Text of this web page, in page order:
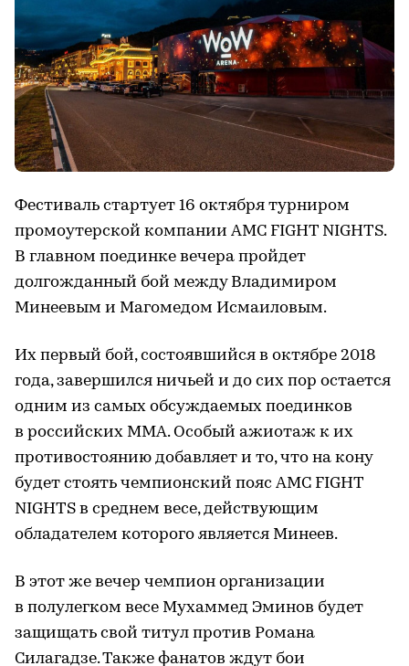
Фестиваль стартует 16 октября турниром
промоутерской компании AMC FIGHT NIGHTS.
В главном поединке вечера пройдет
долгожданный бой между Владимиром
Минеевым и Магомедом Исмаиловым.
Их первый бой, состоявшийся в октябре 2018
года, завершился ничьей и до сих пор остается
одним из самых обсуждаемых поединков
в российских MMA. Особый ажиотаж к их
противостоянию добавляет и то, что на кону
будет стоять чемпионский пояс AMC FIGHT
NIGHTS в среднем весе, действующим
обладателем которого является Минеев.
В этот же вечер чемпион организации
в полулегком весе Мухаммед Эминов будет
защищать свой титул против Романа
Силагадзе. Также фанатов ждут бои